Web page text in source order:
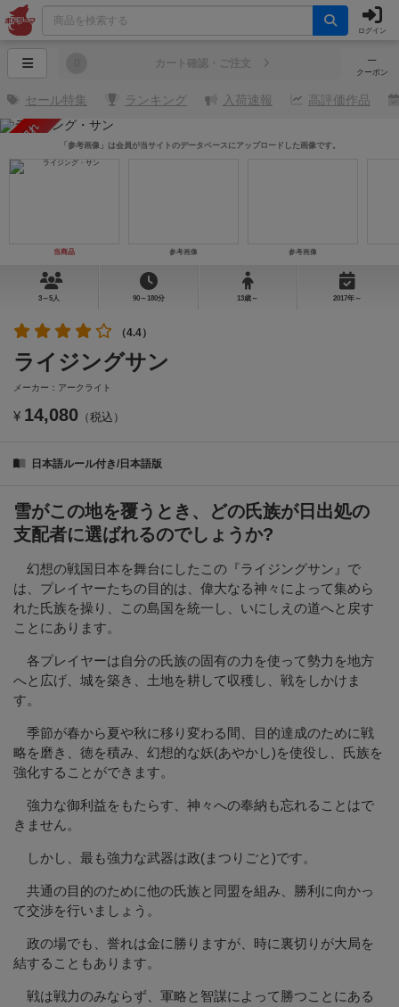
ログイン
─
クーポン
カート確認・ご注文
セール特集 ランキング 入荷速報 高評価作品
売り切れ
当商品 参考画像 参考画像
「参考画像」は会員が当サイトのデータベースにアップロードした画像です。
3～5人 90～180分 13歳～ 2017年～
（4.4）
ライジングサン
メーカー：アークライト
¥ 14,080 （税込）
日本語ルール付き/日本語版
雪がこの地を覆うとき、どの氏族が日出処の
支配者に選ばれるのでしょうか?
幻想の戦国日本を舞台にしたこの『ライジングサン』で
は、プレイヤーたちの目的は、偉大なる神々によって集めら
れた氏族を操り、この島国を統一し、いにしえの道へと戻す
ことにあります。
各プレイヤーは自分の氏族の固有の力を使って勢力を地方
へと広げ、城を築き、土地を耕して収穫し、戦をしかけま
す。
季節が春から夏や秋に移り変わる間、目的達成のために戦
略を磨き、徳を積み、幻想的な妖(あやかし)を使役し、氏族を
強化することができます。
強力な御利益をもたらす、神々への奉納も忘れることはで
きません。
しかし、最も強力な武器は政(まつりごと)です。
共通の目的のために他の氏族と同盟を組み、勝利に向かっ
て交渉を行いましょう。
政の場でも、誉れは金に勝りますが、時に裏切りが大局を
結することもあります。
戦は戦力のみならず、軍略と智謀によって勝つことにある